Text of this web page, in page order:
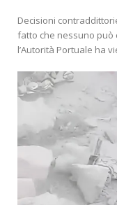
Decisioni
fatto che nessuno può
l’Autorità Portuale ha